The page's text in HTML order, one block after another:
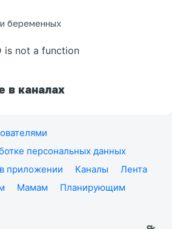
беременных
is not a function
в каналах
персональных данных
приложении Каналы
Лента
Мамам
Планирующим